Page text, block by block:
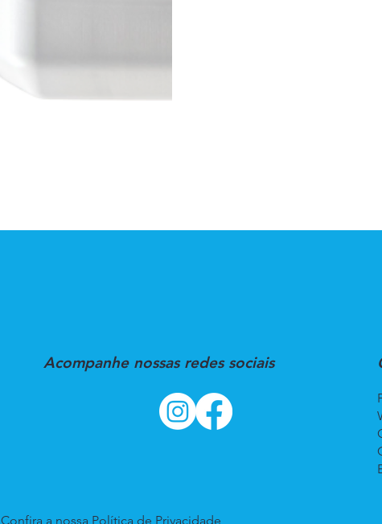
Acompanhe nossas redes sociais
Confira a nossa Política de Privacidade